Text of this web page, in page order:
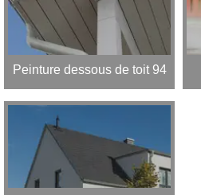
Peinture dessous de toit 94